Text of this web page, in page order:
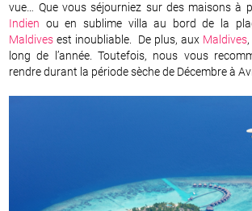
vue… Que vous séjourniez sur des maisons à
Indien ou en sublime villa au bord de la
Maldives est inoubliable. De plus, aux Maldives
long de l’année. Toutefois, nous vous
rendre durant la période sèche de Décembre à